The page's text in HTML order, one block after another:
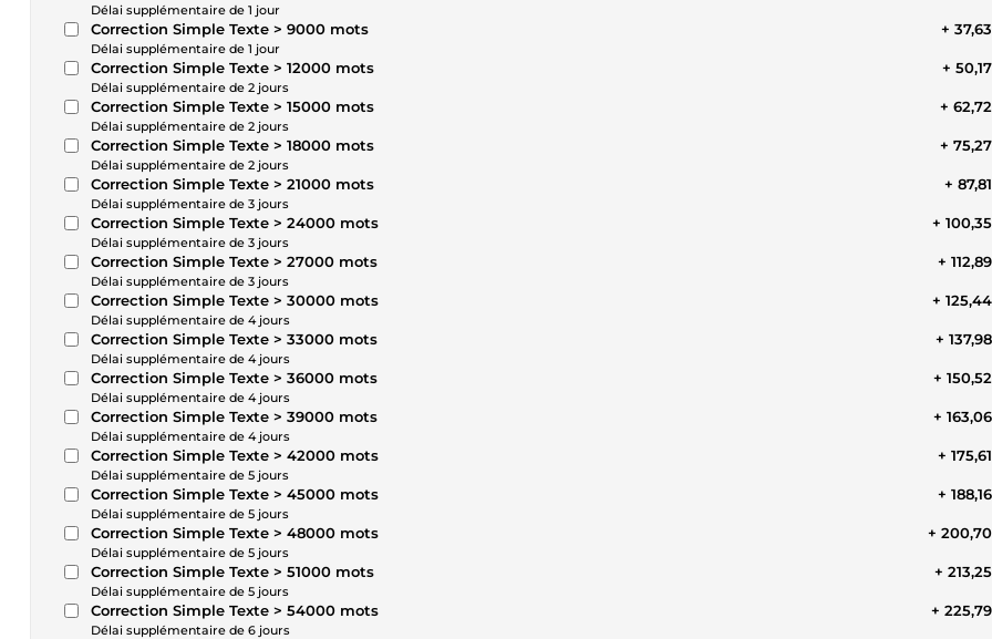
Délai supplémentaire de 1 jour
Correction Simple Texte > 9000 mots
Délai supplémentaire de 1 jour
+
Correction Simple Texte > 12000 mots
Délai supplémentaire de 2 jours
+
Correction Simple Texte > 15000 mots
Délai supplémentaire de 2 jours
+
Correction Simple Texte > 18000 mots
Délai supplémentaire de 2 jours
+
Correction Simple Texte > 21000 mots
Délai supplémentaire de 3 jours
+
Correction Simple Texte > 24000 mots
Délai supplémentaire de 3 jours
+
Correction Simple Texte > 27000 mots
Délai supplémentaire de 3 jours
+
Correction Simple Texte > 30000 mots
Délai supplémentaire de 4 jours
+
Correction Simple Texte > 33000 mots
Délai supplémentaire de 4 jours
+
Correction Simple Texte > 36000 mots
Délai supplémentaire de 4 jours
+
Correction Simple Texte > 39000 mots
Délai supplémentaire de 4 jours
+
Correction Simple Texte > 42000 mots
Délai supplémentaire de 5 jours
+
Correction Simple Texte > 45000 mots
Délai supplémentaire de 5 jours
+
Correction Simple Texte > 48000 mots
Délai supplémentaire de 5 jours
+
Correction Simple Texte > 51000 mots
Délai supplémentaire de 5 jours
+
Correction Simple Texte > 54000 mots
Délai supplémentaire de 6 jours
+